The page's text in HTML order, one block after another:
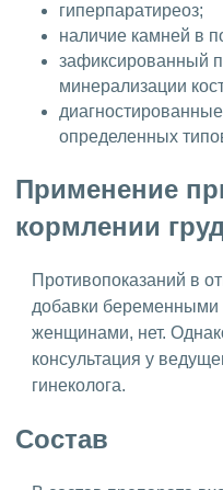
гиперпаратиреоз;
наличие камней в
зафиксированный
минерализации
определенных
Применение
кормлении
Противопоказаний в
добавки
женщинами, нет.
консультация у
гинеколога.
Состав